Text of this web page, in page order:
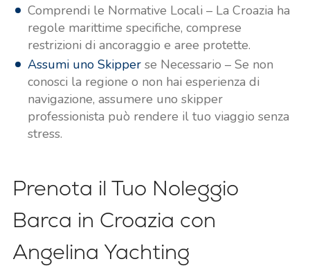
Comprendi le Normative Locali – La Croazia ha
regole marittime specifiche, comprese
restrizioni di ancoraggio e aree protette.
Assumi uno Skipperse Necessario – Se non
conosci la regione o non hai esperienza di
navigazione, assumere uno skipper
professionista può rendere il tuo viaggio senza
stress.
Prenota il Tuo Noleggio
Barca in Croazia con
Angelina Yachting